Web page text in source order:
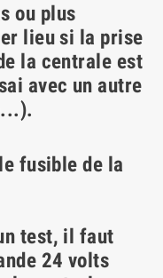
ou plus
lieu si la prise
la centrale est
avec un autre
fusible de la
test, il faut
24 volts